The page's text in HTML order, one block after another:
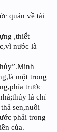
quản về tài
,thiết
nước là
một trong
trước
là chỉ
sen,nuôi
phải trong
của.